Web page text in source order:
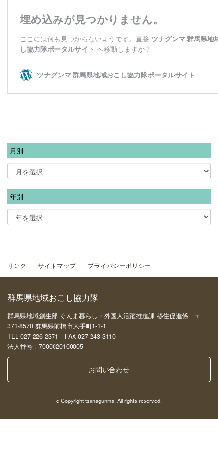
月別
年別
リンク サイトマップ プライバシーポリシー
群馬県地域おこし協力隊
群馬県地域創生部 ぐんま暮らし・外国人活躍推進課 移住促進係 〒
371-8570 群馬県前橋市大手町1-1-1
TEL 027-226-2371 FAX 027-243-3110
法人番号：7000020100005
お問い合わせ
c Copyright tsunagunma. All rights reserved.